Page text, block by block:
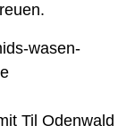
wasen-
Til Odenwald